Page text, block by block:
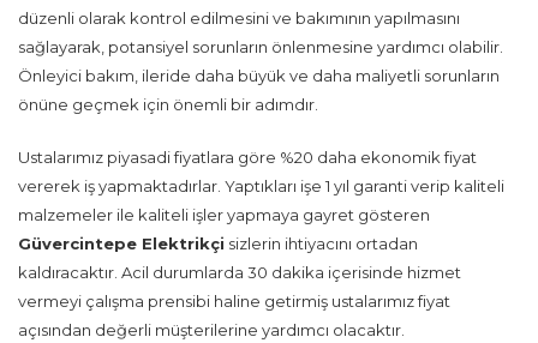
düzenli olarak kontrol edilmesini ve bakımının yapılmasını
sağlayarak, potansiyel sorunların önlenmesine yardımcı olabilir.
Önleyici bakım, ileride daha büyük ve daha maliyetli sorunların
önüne geçmek için önemli bir adımdır.
Ustalarımız piyasadi fiyatlara göre %20 daha ekonomik fiyat
vererek iş yapmaktadırlar. Yaptıkları işe 1 yıl garanti verip kaliteli
malzemeler ile kaliteli işler yapmaya gayret gösteren
Güvercintepe Elektrikçi sizlerin ihtiyacını ortadan
kaldıracaktır. Acil durumlarda 30 dakika içerisinde hizmet
vermeyi çalışma prensibi haline getirmiş ustalarımız fiyat
açısından değerli müşterilerine yardımcı olacaktır.